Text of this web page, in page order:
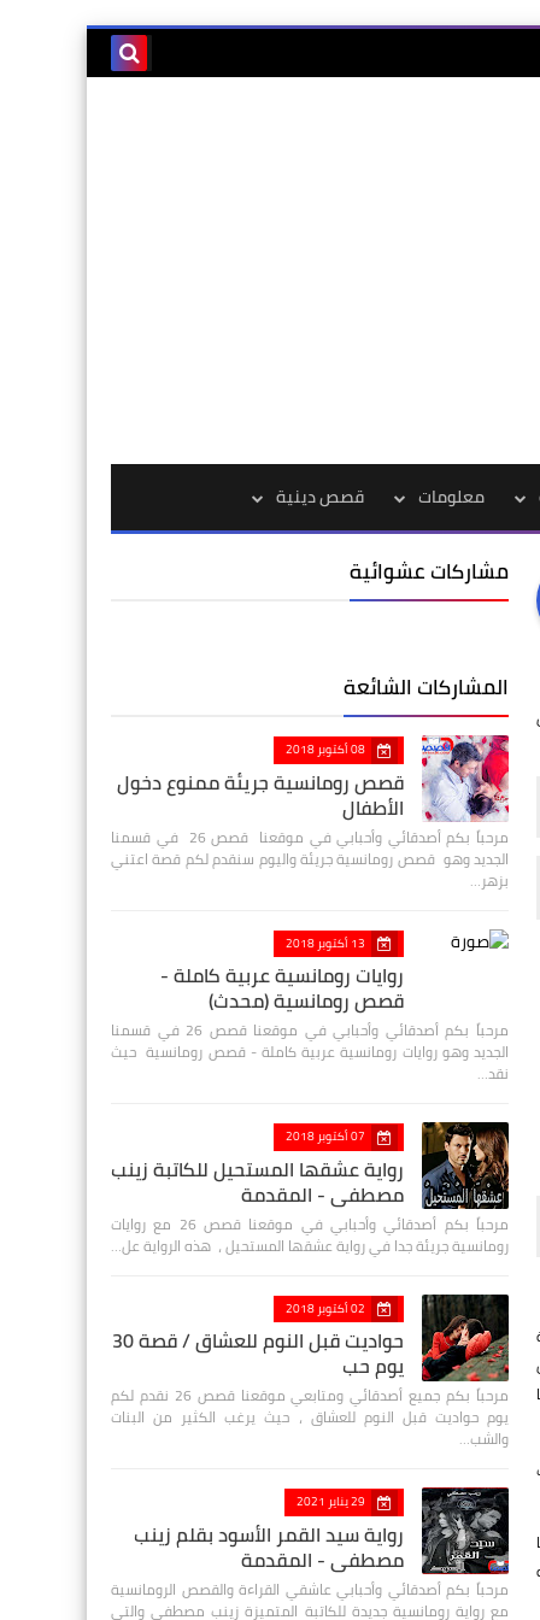
معلومات قصص دينية
مشاركات عشوائية
المشاركات الشائعة
08 أكتوبر 2018
قصص رومانسية جريئة ممنوع دخول
الأطفال
مرحباً بكم أصدقائي وأحبابي في موقعنا قصص 26 في قسمنا
الجديد وهو قصص رومانسية جريئة واليوم سنقدم لكم قصة اعتني
بزهر…
13 أكتوبر 2018
روايات رومانسية عربية كاملة -
قصص رومانسية (محدث)
مرحباً بكم أصدقائي وأحبابي في موقعنا قصص 26 في قسمنا
الجديد وهو روايات رومانسية عربية كاملة - قصص رومانسية حيث
نقد…
07 أكتوبر 2018
رواية عشقها المستحيل للكاتبة زينب
مصطفي - المقدمة
مرحباً بكم أصدقائي وأحبابي في موقعنا قصص 26 مع روايات
رومانسية جريئة جدا في رواية عشقها المستحيل ، هذه الرواية عل…
02 أكتوبر 2018
حواديت قبل النوم للعشاق / قصة 30
يوم حب
مرحباً بكم جميع أصدقائي ومتابعي موقعنا قصص 26 نقدم لكم
يوم حواديت قبل النوم للعشاق ، حيث يرغب الكثير من البنات
والشب…
29 يناير 2021
رواية سيد القمر الأسود بقلم زينب
مصطفي - المقدمة
مرحباً بكم أصدقائي وأحبابي عاشقي القراءة والقصص الرومانسية
مع رواية رومانسية جديدة للكاتبة المتميزة زينب مصطفى والتي